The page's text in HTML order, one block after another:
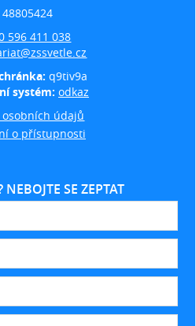
48805424
596 411 038
q9tiv9a
systém: odkaz
údajů
o přístupnosti
NEBOJTE SE ZEPTAT